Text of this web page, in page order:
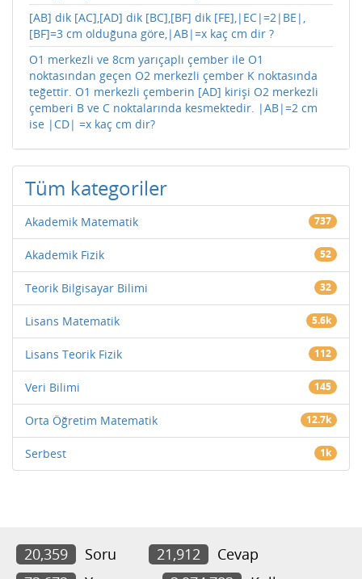
[AB] dik [AC],[AD] dik [BC],[BF] dik [FE],|EC|=2|BE|,
[BF]=3 cm olduğuna göre,|AB|=x kaç cm dir ?
O1 merkezli ve 8cm yarıçaplı çember ile O1
noktasından geçen O2 merkezli çember K noktasında
teğettir. O1 merkezli çemberin [AD] kirişi O2 merkezli
çemberi B ve C noktalarında kesmektedir. |AB|=2 cm
ise |CD| =x kaç cm dir?
Tüm kategoriler
Akademik Matematik 737
Akademik Fizik 52
Teorik Bilgisayar Bilimi 32
Lisans Matematik 5.6k
Lisans Teorik Fizik 112
Veri Bilimi 145
Orta Öğretim Matematik 12.7k
Serbest 1k
20,359 Soru 21,912
Cevap